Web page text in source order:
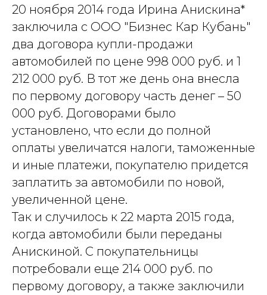
20 ноября 2014 года Ирина Анискина*
заключила с ООО "Бизнес Кар Кубань"
два договора купли-продажи
автомобилей по цене 998 000 руб. и 1
212 000 руб. В тот же день она внесла
по первому договору часть денег – 50
000 руб. Договорами было
установлено, что если до полной
оплаты увеличатся налоги, таможенные
и иные платежи, покупателю придется
заплатить за автомобили по новой,
увеличенной цене.
Так и случилось к 22 марта 2015 года,
когда автомобили были переданы
Анискиной. С покупательницы
потребовали еще 214 000 руб. по
первому договору, а также заключили